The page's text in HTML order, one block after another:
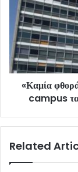
«Καμία
campus τα
Related